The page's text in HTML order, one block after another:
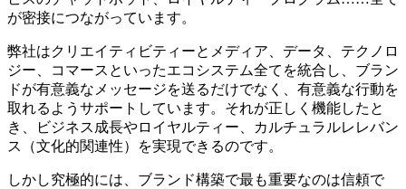
が密接につながっています。
弊社はクリエイティビティーとメディア、データ、テクノロ
ジー、コマースといったエコシステム全てを統合し、ブラン
ドが有意義なメッセージを送るだけでなく、有意義な行動を
取れるようサポートしています。それが正しく機能したと
き、ビジネス成長やロイヤルティー、カルチュラルレレバン
ス（文化的関連性）を実現できるのです。
しかし究極的には、ブランド構築で最も重要なのは信頼で